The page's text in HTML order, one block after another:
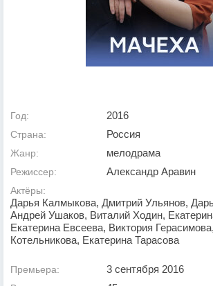
Год: 2016
Страна: Россия
Жанр: мелодрама
Режиссер: Александр Аравин
Актёры:
Дарья Калмыкова, Дмитрий Ульянов,
Андрей Ушаков, Виталий Ходин,
Екатерина Евсеева, Виктория
Котельникова, Екатерина Тарасова
Премьера: 3 сентября 2016